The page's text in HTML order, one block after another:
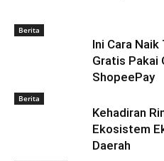
Berita
Ini Cara
Gratis Pakai
ShopeePay
Berita
Kehadiran
Ekosistem
Daerah